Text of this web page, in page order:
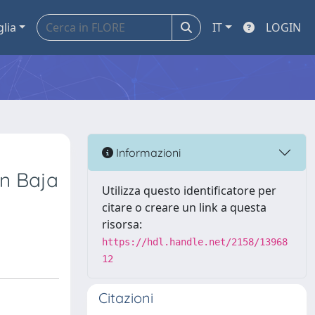
IT LOGIN
Baja
Informazioni
Utilizza questo identificatore per
citare o creare un link a questa
risorsa:
https://hdl.handle.net/2158/13968
12
Citazioni